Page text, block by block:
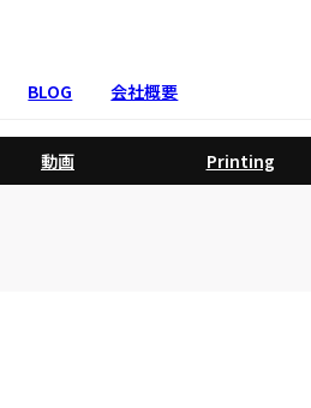
BLOG 会社概要
動画 Printing